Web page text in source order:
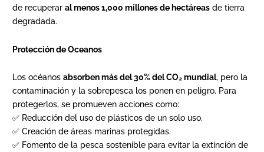
de recuperar al menos 1,000 millones de hectáreas de tierra
degradada.
Protección de Oceanos
Los océanos absorben más del 30% del CO₂ mundial, pero la
contaminación y la sobrepesca los ponen en peligro. Para
protegerlos, se promueven acciones como:
✅ Reducción del uso de plásticos de un solo uso.
✅ Creación de áreas marinas protegidas.
✅ Fomento de la pesca sostenible para evitar la extinción de